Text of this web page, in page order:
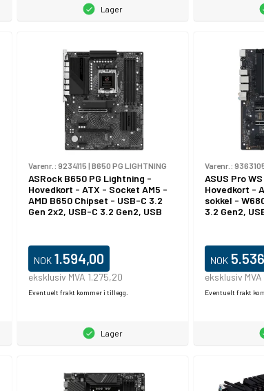
Lager
Varenr.: 9234115 | B650 PG LIGHTNING
ASRock B650 PG Lightning -
Hovedkort - ATX - Socket AM5 -
AMD B650 Chipset - USB-C 3.2
Gen 2x2, USB-C 3.2 Gen2, USB
HD-lyd (8-kanalers)
NOK 1.594,00
eksklusiv MVA 1.275,20
Eventuelt frakt kommer i tillegg.
Lager
Varenr.:
ASUS Pro
Hovedkort -
sokkel -
3.2 Gen2,
(CPU kreves)
kanalers)
NOK
eksklusiv
Eventuelt frakt